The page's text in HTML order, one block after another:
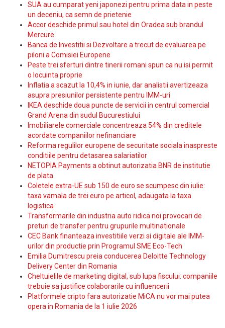
SUA au cumparat yeni japonezi pentru prima data in peste
un deceniu, ca semn de prietenie
Accor deschide primul sau hotel din Oradea sub brandul
Mercure
Banca de Investitii si Dezvoltare a trecut de evaluarea pe
piloni a Comisiei Europene
Peste trei sferturi dintre tinerii romani spun ca nu isi permit
o locuinta proprie
Inflatia a scazut la 10,4% in iunie, dar analistii avertizeaza
asupra presiunilor persistente pentru IMM-uri
IKEA deschide doua puncte de servicii in centrul comercial
Grand Arena din sudul Bucurestiului
Imobiliarele comerciale concentreaza 54% din creditele
acordate companiilor nefinanciare
Reforma regulilor europene de securitate sociala inaspreste
conditiile pentru detasarea salariatilor
NETOPIA Payments a obtinut autorizatia BNR de institutie
de plata
Coletele extra-UE sub 150 de euro se scumpesc din iulie:
taxa vamala de trei euro pe articol, adaugata la taxa
logistica
Transformarile din industria auto ridica noi provocari de
preturi de transfer pentru grupurile multinationale
CEC Bank finanteaza investitiile verzi si digitale ale IMM-
urilor din productie prin Programul SME Eco-Tech
Emilia Dumitrescu preia conducerea Deloitte Technology
Delivery Center din Romania
Cheltuielile de marketing digital, sub lupa fiscului: companiile
trebuie sa justifice colaborarile cu influencerii
Platformele cripto fara autorizatie MiCA nu vor mai putea
opera in Romania de la 1 iulie 2026